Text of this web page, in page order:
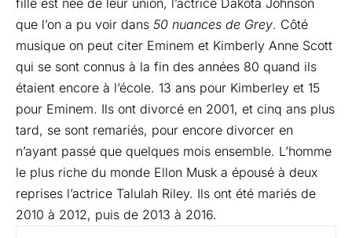
que l’on a pu voir dans 50 nuances de Grey. Côté
musique on peut citer Eminem et Kimberly Anne Scott
qui se sont connus à la fin des années 80 quand ils
étaient encore à l’école. 13 ans pour Kimberley et 15
pour Eminem. Ils ont divorcé en 2001, et cinq ans plus
tard, se sont remariés, pour encore divorcer en
n’ayant passé que quelques mois ensemble. L’homme
le plus riche du monde Ellon Musk a épousé à deux
reprises l’actrice Talulah Riley. Ils ont été mariés de
2010 à 2012, puis de 2013 à 2016.